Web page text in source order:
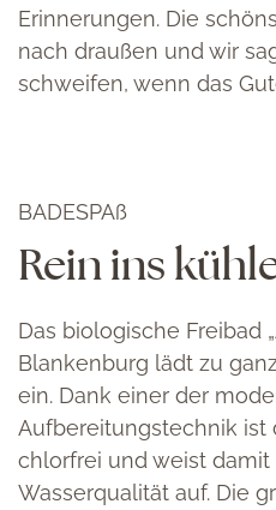
Erinnerungen. Die
nach draußen und wir
schweifen, wenn das
BADESPAß
Rein ins
Das biologische Freibad
Blankenburg lädt zu
ein. Dank einer der
Aufbereitungstechnik ist
chlorfrei und weist
Wasserqualität auf. Die